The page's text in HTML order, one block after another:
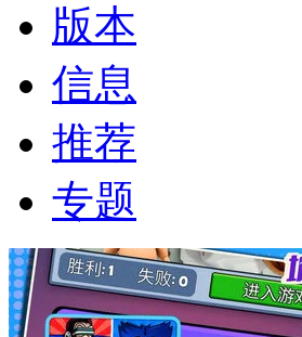
版本
信息
推荐
专题